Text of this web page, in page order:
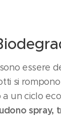
essere
si
un ciclo
spray,